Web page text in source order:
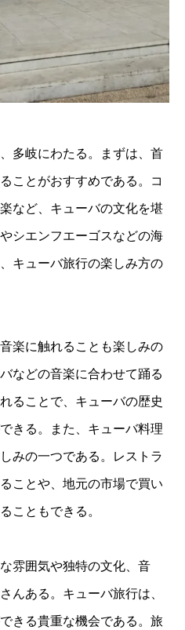
多岐にわたる。まずは、首
ことがおすすめである。コ
など、キューバの文化を堪
シエンフエーゴスなどの海
キューバ旅行の楽しみ方の
楽に触れることも楽しみの
などの音楽に合わせて踊る
ることで、キューバの歴史
きる。また、キューバ料理
みの一つである。レストラ
ことや、地元の市場で買い
こともできる。
雰囲気や独特の文化、音
んある。キューバ旅行は、
きる貴重な機会である。旅